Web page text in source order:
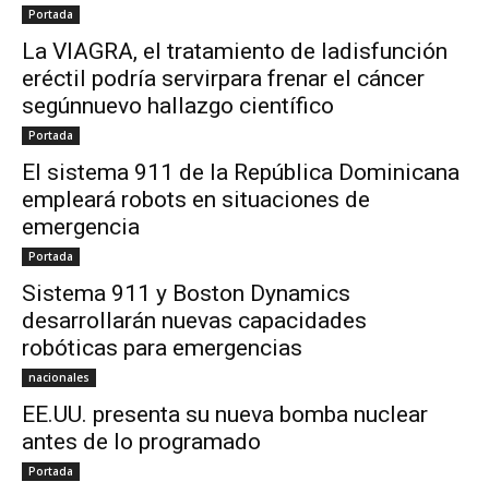
Portada
La VIAGRA, el tratamiento de ladisfunción
eréctil podría servirpara frenar el cáncer
segúnnuevo hallazgo científico
Portada
El sistema 911 de la República Dominicana
empleará robots en situaciones de
emergencia
Portada
Sistema 911 y Boston Dynamics
desarrollarán nuevas capacidades
robóticas para emergencias
nacionales
EE.UU. presenta su nueva bomba nuclear
antes de lo programado
Portada